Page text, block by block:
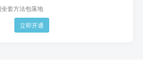
套方法包落地
立即开通